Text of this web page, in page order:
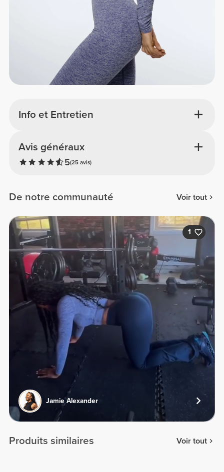
Info et Entretien
Avis généraux
5(25 avis)
De notre communauté Voir tout
1
Jamie Alexander
Produits similaires Voir tout